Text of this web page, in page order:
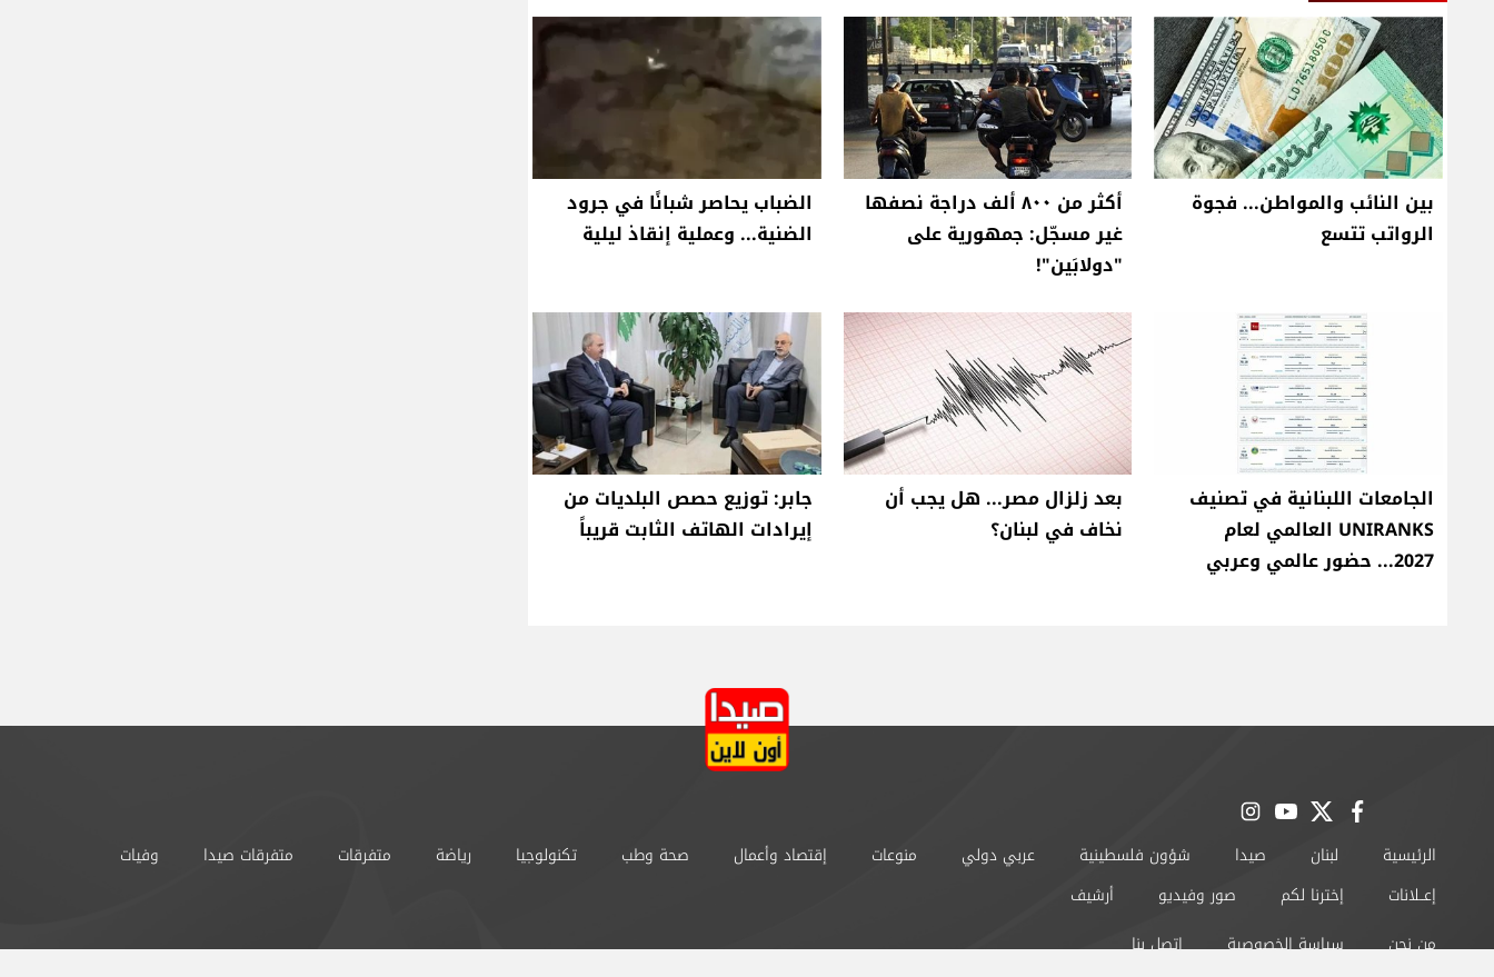
بين النائب والمواطن... فجوة
الرواتب تتسع
أكثر من ٨٠٠ ألف دراجة نصفها
غير مسجّل: جمهورية على
"دولابَين"!
الضباب يحاصر شبانًا في جرود
الضنية... وعملية إنقاذ ليلية
الجامعات اللبنانية في تصنيف
UNIRANKS العالمي لعام
2027... حضور عالمي وعربي
بعد زلزال مصر... هل يجب أن
نخاف في لبنان؟
جابر: توزيع حصص البلديات من
إيرادات الهاتف الثابت قريباً
facebook
twitter
youtube
instagram
الرئيسية لبنان صيدا شؤون فلسطينية عربي دولي منوعات إقتصاد وأعمال صحة وطب تكنولوجيا رياضة متفرقات متفرقات صيدا
وفيات
إعــلانات
إخترنا لكم صور وفيديو
أرشيف
من نحن
سياسة الخصوصية اتصل بنا